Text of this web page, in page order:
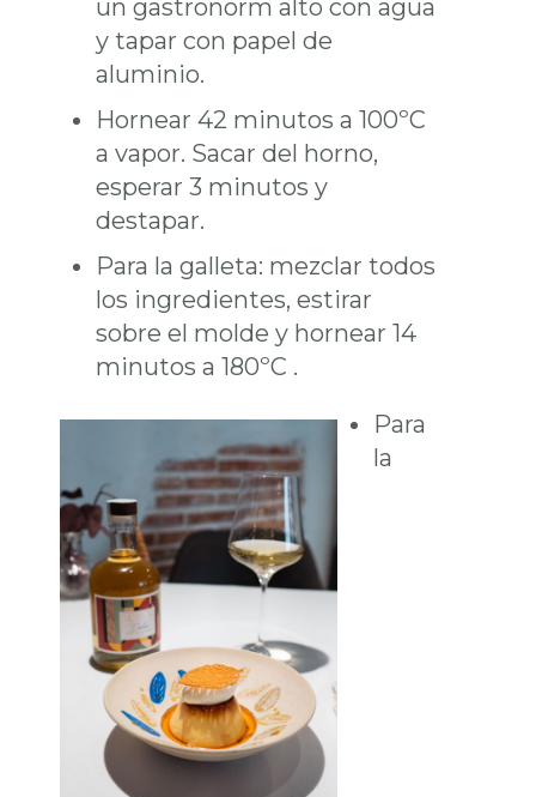
un gastronorm alto con agua
y tapar con papel de
aluminio.
Hornear 42 minutos a 100ºC
a vapor. Sacar del horno,
esperar 3 minutos y
destapar.
Para la galleta: mezclar todos
los ingredientes, estirar
sobre el molde y hornear 14
minutos a 180ºC .
Para
la